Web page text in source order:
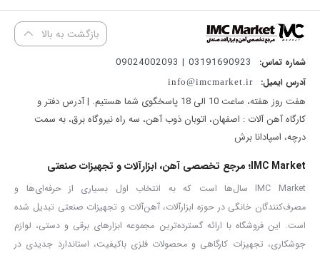
فاصله مورد نظر، می توانند داده های به دست آمده را در خود ذخیره کنند
و عملیات محاسباتی مد نظر را به آسانی انجام دهند. این مترها از قابلیت
ها و کاربردهای بسیاری برخوردار هستند. به عنوان مثال مترهای معمولی
محدودیت هایی دارند که از آنها نمی توان برای اندازه گیری فواصل بلند
استفاده کرد. همچنین مترهای معمولی و قدیمی در اندازه گیری فواصل
بلند با خطا همراه بوده و کار با آنها مشکل خواهد بود.
دنبال متر لیزری قابل‌شارژ و خوش ساخت هستند. این متر لیزری یکی از
محصولات با کیفیت شرکت کنزاکس در زمینه تولید ابزارهای اندازه گیری
لیزری می باشد این محصول متناسب با فضاهای داخلی است، اگر محیط
کار شما بیرون از ساختمان است بهتر است به سراغ مدل‌هایی از متر
بازگشت به بالا
شماره تماس: 03191690923 | 09024002093
آدرس ایمیل: info@imcmarket.ir
هفت روز هفته، ساعت 10 الی 18 پاسخگوی شما هستیم. | آدرس دفتر و
کارگاه آهن آلات : اصفهان، اتوبان ذوب آهن، سه راه نیروگاه برق، به سمت
درچه، اسپادانا برش
IMC Market؛ مرجع تخصصی آهن، ابزارآلات و تجهیزات صنعتی
IMC Market سال‌ها است که به انتخاب اول بسیاری از حرفه‌ای‌ها و
مصرف‌کنندگان خانگی در حوزه ابزارآلات، آهن‌آلات و تجهیزات صنعتی تبدیل شده
است. این فروشگاه با ارائه گسترده‌ترین مجموعه ابزارهای برقی و دستی، لوازم
جوشکاری، تجهیزات کارگاهی و محصولات فلزی باکیفیت، استاندارد جدیدی در